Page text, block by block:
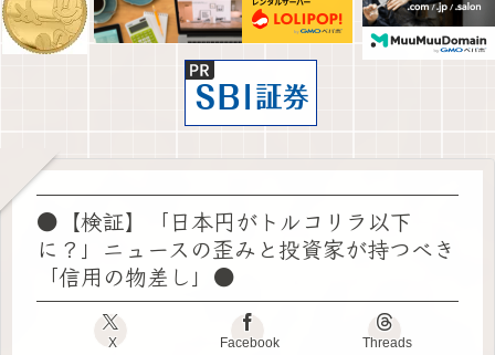
●【検証】「日本円がトルコリラ以下
に？」ニュースの歪みと投資家が持つべき
「信用の物差し」●
X Facebook Threads